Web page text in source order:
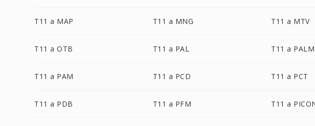
T11 a MAP T11 a MNG T11 a MTV
T11 a OTB T11 a PAL T11 a PALM
T11 a PAM T11 a PCD T11 a PCT
T11 a PDB T11 a PFM T11 a